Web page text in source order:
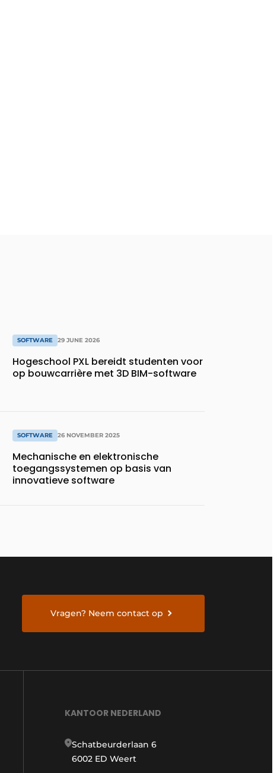
SOFTWARE 29 JUNE 2026
Hogeschool PXL bereidt studenten voor
op bouwcarrière met 3D BIM-software
SOFTWARE 26 NOVEMBER 2025
Mechanische en elektronische
toegangssystemen op basis van
innovatieve software
Vragen? Neem contact op
KANTOOR NEDERLAND
Schatbeurderlaan 6
6002 ED Weert